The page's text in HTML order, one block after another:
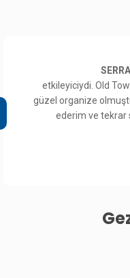
etkileyiciydi. Old
güzel organize
ederim ve tekrar